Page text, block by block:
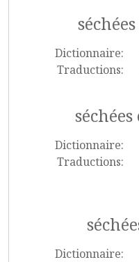
Dictionnaire:
Traductions:
Dictionnaire:
Traductions:
Dictionnaire: